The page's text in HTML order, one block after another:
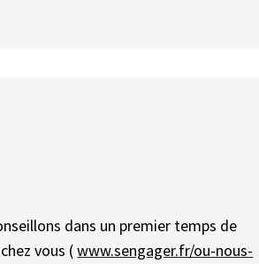
dans un premier temps de
vous (www.sengager.fr/ou-nous-